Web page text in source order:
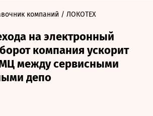
компаний / ЛОКОТЕХ
на электронный
компания ускорит
между сервисными
депо